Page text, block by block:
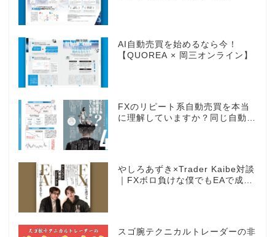
AI自動売買を始めるなら今！
【QUOREA × 岡三オンライン】
FXのリピート系自動売買を本当
に理解していますか？同じ自動売
やしろあずき×Trader Kaibe対談
｜FXボロ負けな僕でもEAで成り
スゴ腕テクニカルトレーダーの非